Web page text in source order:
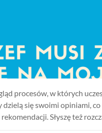
procesów, w których
dzielą się swoimi opiniami,
Słyszę też